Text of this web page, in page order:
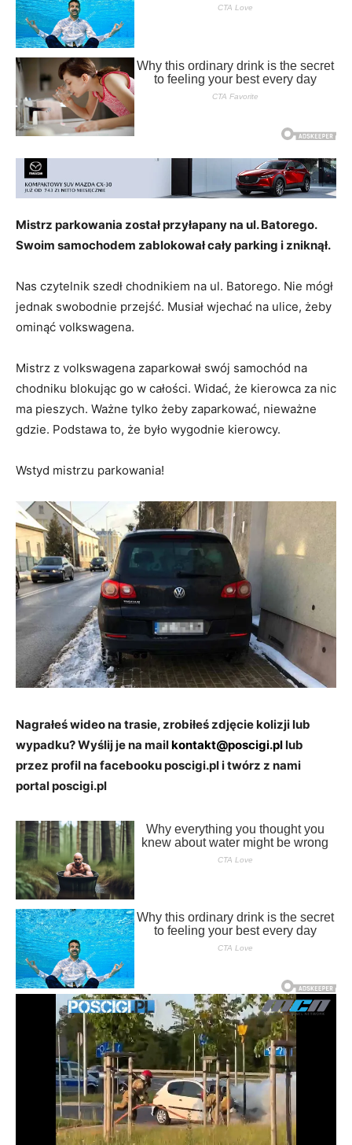
Mistrz parkowania został przyłapany na ul. Batorego.
Swoim samochodem zablokował cały parking i zniknął.
Nas czytelnik szedł chodnikiem na ul. Batorego. Nie mógł
jednak swobodnie przejść. Musiał wjechać na ulice, żeby
ominąć volkswagena.
Mistrz z volkswagena zaparkował swój samochód na
chodniku blokując go w całości. Widać, że kierowca za nic
ma pieszych. Ważne tylko żeby zaparkować, nieważne
gdzie. Podstawa to, że było wygodnie kierowcy.
Wstyd mistrzu parkowania!
Nagrałeś wideo na trasie, zrobiłeś zdjęcie kolizji lub
wypadku? Wyślij je na mailkontakt@poscigi.pllub
przez profil na facebooku poscigi.pl i twórz z nami
portal poscigi.pl